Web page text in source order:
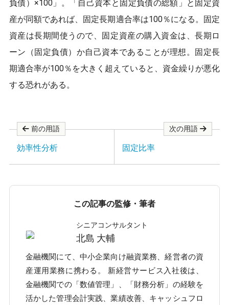
負債）×100」。「自己資本と固定負債の総額」と固定資
産が同額であれば、固定長期適合率は100％になる。固定
資産は長期間使うので、固定資産の購入資金は、長期ロ
ーン（固定負債）か自己資本であることが理想。固定長
期適合率が100％を大きく超えていると、資金繰りが悪化
する恐れがある。
前の用語
効率性分析
次の用語
固定比率
この記事の監修・筆者
シニアコンサルタント
北島 大輔
金融機関にて、中小企業向け融資業務、経営者の資
産運用業務に携わる。 新経営サービス入社後は、
金融機関での「数値管理」、「財務分析」の経験を
活かした管理会計実践、業績改善、キャッシュフロ